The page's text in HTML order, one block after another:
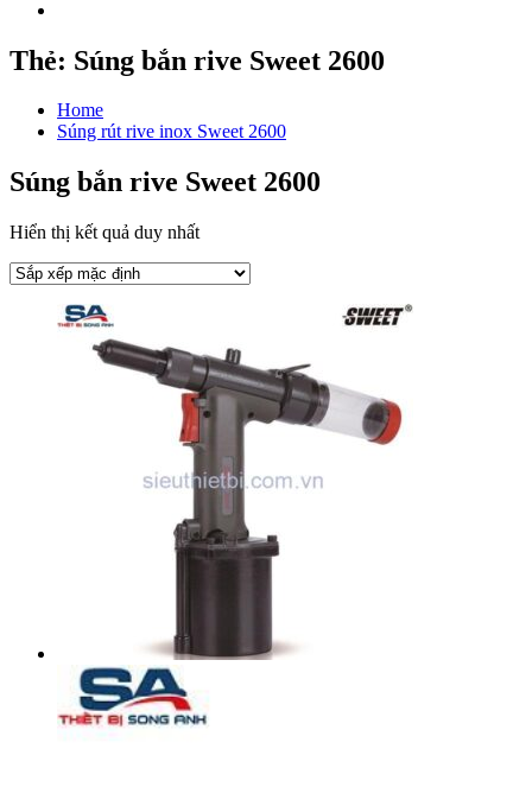
Thẻ: Súng bắn rive Sweet 2600
Home
Súng rút rive inox Sweet 2600
Súng bắn rive Sweet 2600
Hiển thị kết quả duy nhất